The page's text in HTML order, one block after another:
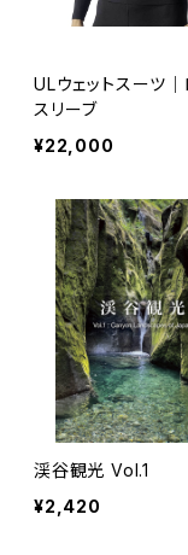
ULウェットスーツ
スリーブ
¥22,000
渓谷観光 Vol.1
¥2,420